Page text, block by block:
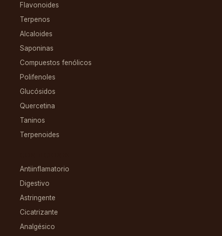
Flavonoides
Terpenos
Alcaloides
Saponinas
Compuestos fenólicos
Polifenoles
Glucósidos
Quercetina
Taninos
Terpenoides
Antiinflamatorio
Digestivo
Astringente
Cicatrizante
Analgésico